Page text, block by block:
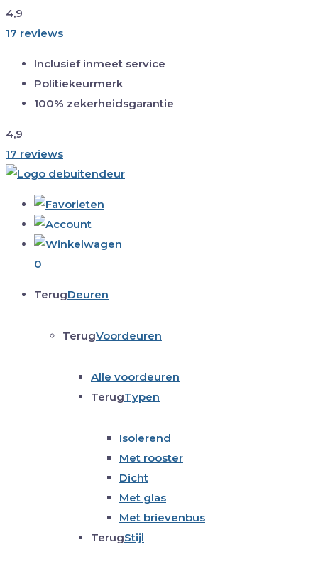
4,9
17 reviews
Inclusief inmeet service
Politiekeurmerk
100% zekerheidsgarantie
4,9
17 reviews
0
TerugDeuren
TerugVoordeuren
Alle voordeuren
TerugTypen
Isolerend
Met rooster
Dicht
Met glas
Met brievenbus
TerugStijl